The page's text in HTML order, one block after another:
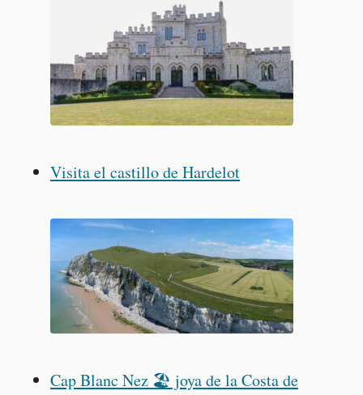
Visita el castillo de Hardelot
Cap Blanc Nez 🏖️ joya de la Costa de